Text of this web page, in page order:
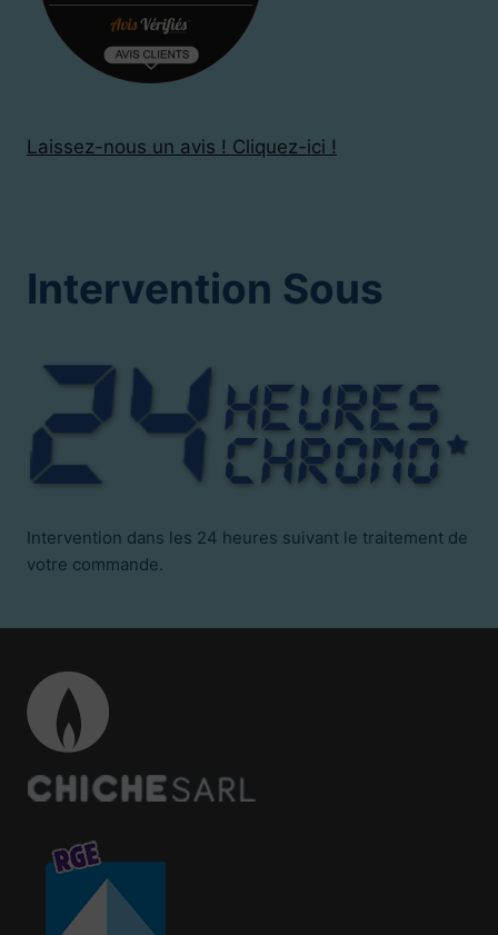
Laissez-nous un avis ! Cliquez-ici !
Intervention Sous
Intervention dans les 24 heures suivant le traitement de
votre commande.